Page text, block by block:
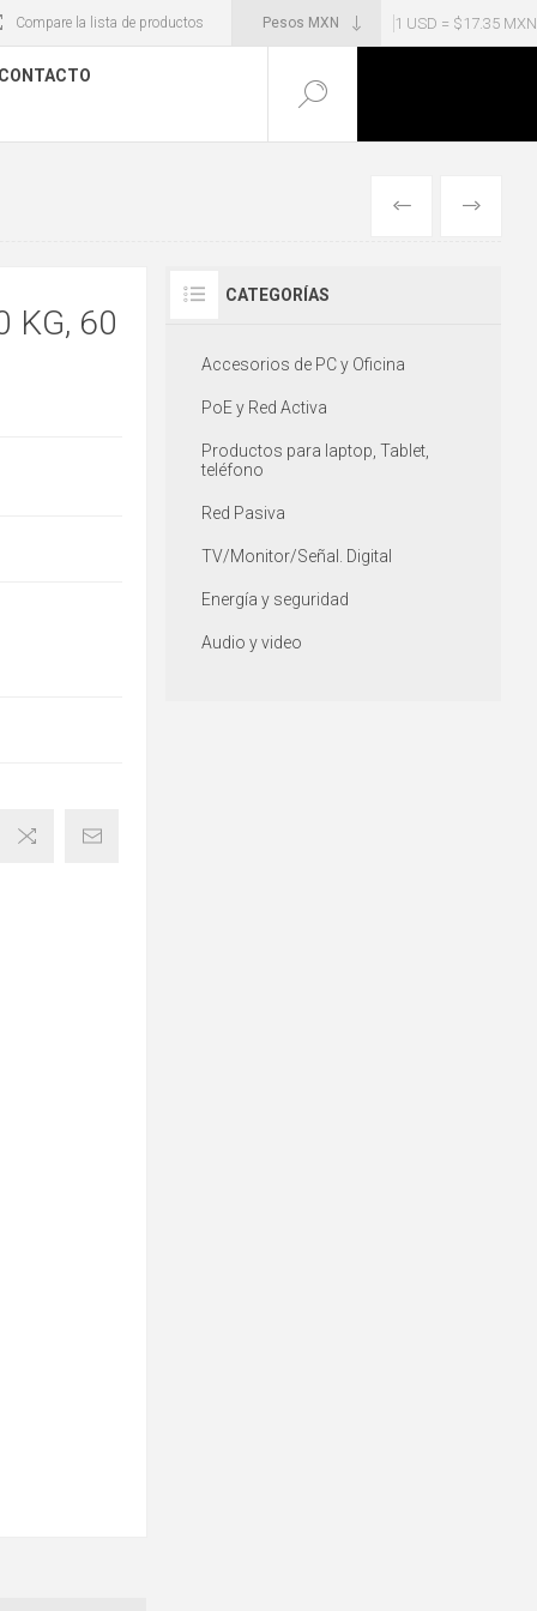
1 USD = $17.35 MXN
Compare la lista de productos
ANTERIOR
KG, 60
CATEGORÍAS
Accesorios de PC y Oficina
PoE y Red Activa
Productos para laptop, Tablet,
teléfono
Red Pasiva
TV/Monitor/Señal. Digital
Energía y seguridad
Audio y video